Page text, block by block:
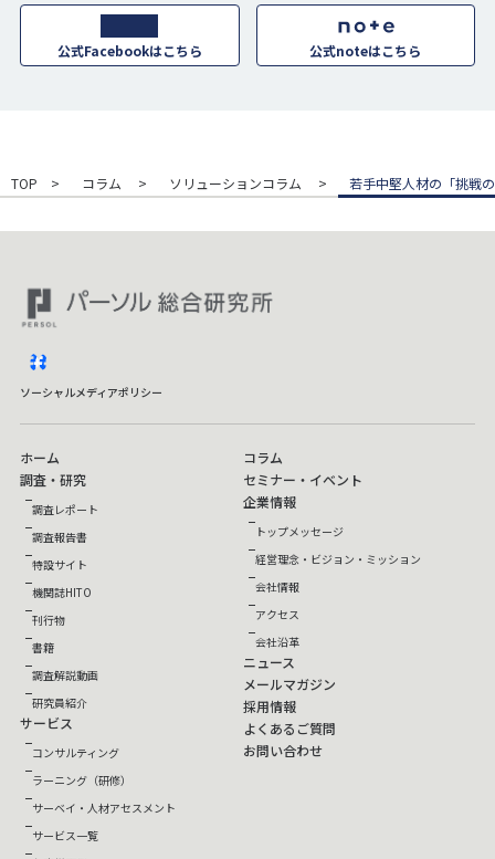
公式Facebookはこちら 公式noteはこちら
TOP コラム ソリューションコラム 若手中堅人材の「挑戦
ソーシャルメディアポリシー
ホーム
調査・研究
調査レポート
調査報告書
特設サイト
機関誌HITO
刊行物
書籍
調査解説動画
研究員紹介
サービス
コンサルティング
ラーニング（研修）
サーベイ・人材アセスメント
サービス一覧
コラム
セミナー・イベント
企業情報
トップメッセージ
経営理念・ビジョン・ミッション
会社情報
アクセス
会社沿革
ニュース
メールマガジン
採用情報
よくあるご質問
お問い合わせ